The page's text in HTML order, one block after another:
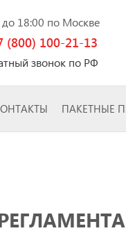
до 18:00 по Москве
(800) 100-21-13
звонок по РФ
ПАКЕТНЫЕ